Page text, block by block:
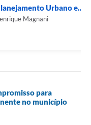
Urbano e...
Magnani
para
no município